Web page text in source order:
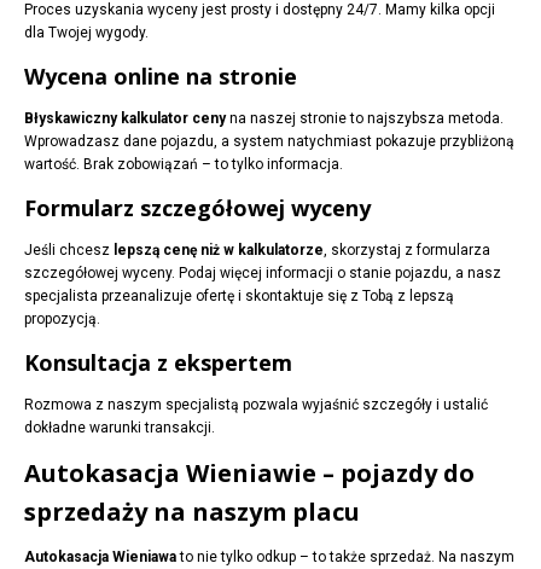
Proces uzyskania wyceny jest prosty i dostępny 24/7. Mamy kilka opcji
dla Twojej wygody.
Wycena online na stronie
Błyskawiczny kalkulator cenyna naszej stronie to najszybsza metoda.
Wprowadzasz dane pojazdu, a system natychmiast pokazuje przybliżoną
wartość. Brak zobowiązań – to tylko informacja.
Formularz szczegółowej wyceny
Jeśli chcesz lepszą cenę niż w kalkulatorze, skorzystaj z formularza
szczegółowej wyceny. Podaj więcej informacji o stanie pojazdu, a nasz
specjalista przeanalizuje ofertę i skontaktuje się z Tobą z lepszą
propozycją.
Konsultacja z ekspertem
Rozmowa z naszym specjalistą pozwala wyjaśnić szczegóły i ustalić
dokładne warunki transakcji.
Autokasacja Wieniawie – pojazdy do
sprzedaży na naszym placu
Autokasacja Wieniawato nie tylko odkup – to także sprzedaż. Na naszym